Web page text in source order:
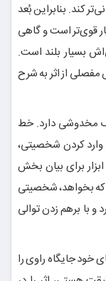
کند. بنابراین بُعد
قوی‌تر است و گاهی
بسیار بلند است.
از اثر به شرح
مخدوشی دارد. خط
وارد کردن شخصیتی،
برای بیان بخش
که بخواهد، شخصیتی
با برهم زدن توالی
خود جایگاه راوی را